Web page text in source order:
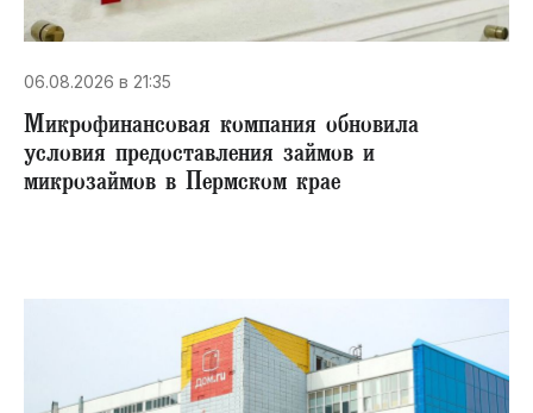
06.08.2026 в 21:35
Микрофинансовая компания обновила
условия предоставления займов и
микрозаймов в Пермском крае